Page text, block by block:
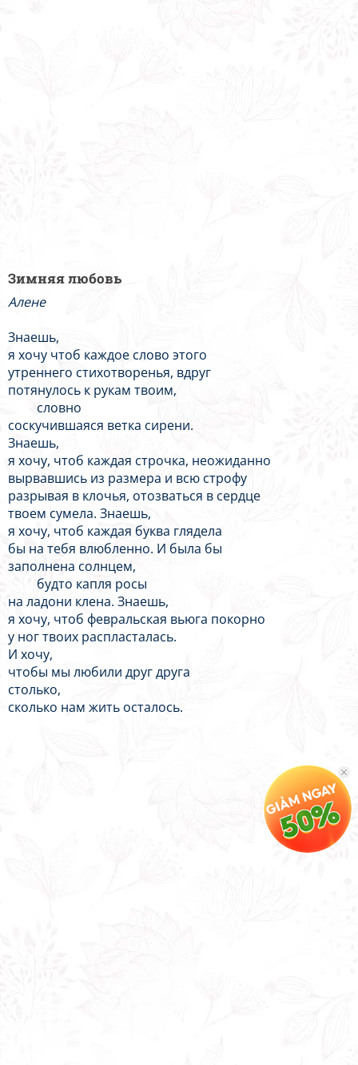
Зимняя любовь
Алене
Знаешь,
я хочу чтоб каждое слово этого
утреннего стихотворенья, вдруг
потянулось к рукам твоим,
словно
соскучившаяся ветка сирени.
Знаешь,
я хочу, чтоб каждая строчка, неожиданно
вырвавшись из размера и всю строфу
разрывая в клочья, отозваться в сердце
твоем сумела. Знаешь,
я хочу, чтоб каждая буква глядела
бы на тебя влюбленно. И была бы
заполнена солнцем,
будто капля росы
на ладони клена. Знаешь,
я хочу, чтоб февральская вьюга покорно
у ног твоих распласталась.
И хочу,
чтобы мы любили друг друга
столько,
сколько нам жить осталось.